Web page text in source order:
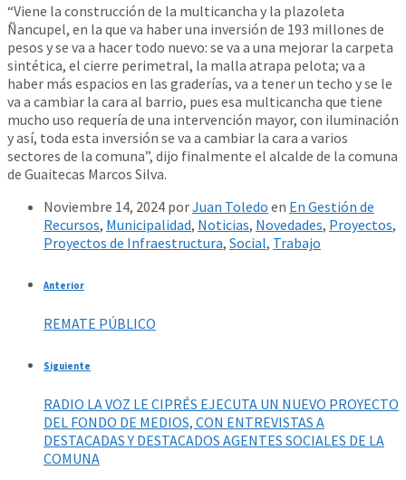
“Viene la construcción de la multicancha y la plazoleta
Ñancupel, en la que va haber una inversión de 193 millones de
pesos y se va a hacer todo nuevo: se va a una mejorar la carpeta
sintética, el cierre perimetral, la malla atrapa pelota; va a
haber más espacios en las graderías, va a tener un techo y se le
va a cambiar la cara al barrio, pues esa multicancha que tiene
mucho uso requería de una intervención mayor, con iluminación
y así, toda esta inversión se va a cambiar la cara a varios
sectores de la comuna”, dijo finalmente el alcalde de la comuna
de Guaitecas Marcos Silva.
Noviembre 14, 2024 porJuan Toledo en En Gestión de
Recursos, Municipalidad, Noticias, Novedades, Proyectos,
Proyectos de Infraestructura, Social, Trabajo
Anterior
REMATE PÚBLICO
Siguiente
RADIO LA VOZ LE CIPRÉS EJECUTA UN NUEVO PROYECTO
DEL FONDO DE MEDIOS, CON ENTREVISTAS A
DESTACADAS Y DESTACADOS AGENTES SOCIALES DE LA
COMUNA